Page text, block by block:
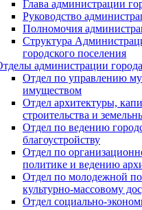
Глава администрации
Руководство
Полномочия
Структура
городского поселения
администрации города
Отдел по управлению
имуществом
Отдел архитектуры,
строительства и
Отдел по ведению
благоустройству
Отдел по
политике и ведению
Отдел по молодежной
культурно-массовому
Отдел социально-